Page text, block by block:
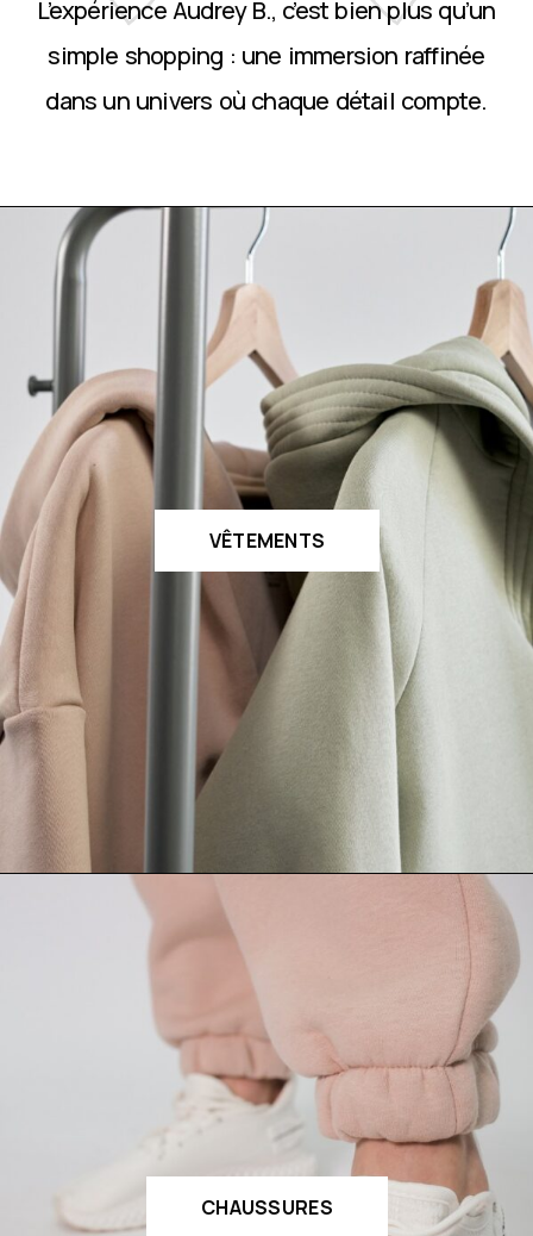
L’expérience Audrey B., c’est bien plus qu’un
simple shopping : une immersion raffinée
dans un univers où chaque détail compte.
VÊTEMENTS
CHAUSSURES